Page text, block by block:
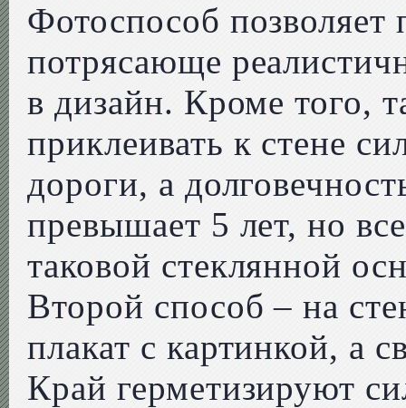
Фотоспособ позволяет
потрясающе
в дизайн. Кроме того,
приклеивать к стене
дороги, а
превышает 5 лет, но
таковой стеклянной
Второй способ – на
плакат с картинкой, а
Край герметизируют